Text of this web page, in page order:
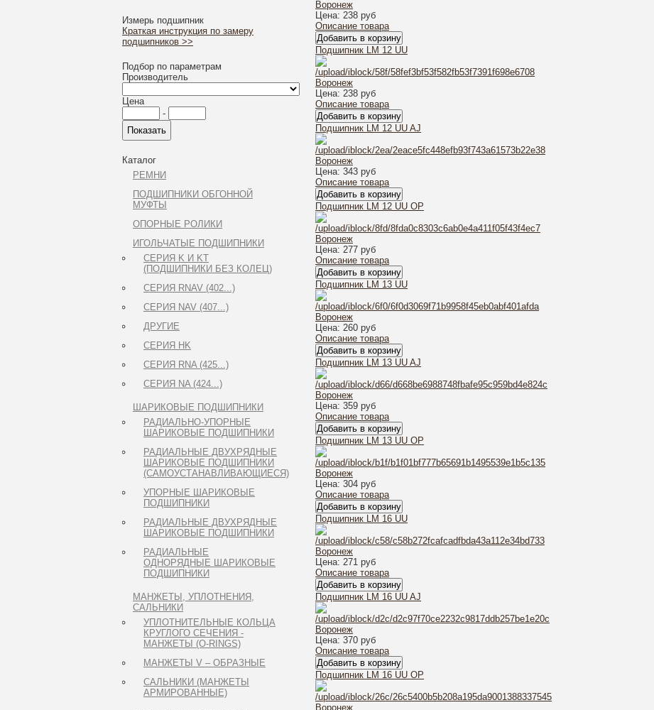
Измерь подшипник
Краткая инструкция по замеру
подшипников >>
Подбор по параметрам
Производитель
Цена
-
Каталог
РЕМНИ
ПОДШИПНИКИ ОБГОННОЙ
МУФТЫ
ОПОРНЫЕ РОЛИКИ
ИГОЛЬЧАТЫЕ ПОДШИПНИКИ
СЕРИЯ K И KT
(ПОДШИПНИКИ БЕЗ КОЛЕЦ)
СЕРИЯ RNAV (402...)
СЕРИЯ NAV (407...)
ДРУГИЕ
СЕРИЯ HK
СЕРИЯ RNA (425...)
СЕРИЯ NA (424...)
ШАРИКОВЫЕ ПОДШИПНИКИ
РАДИАЛЬНО-УПОРНЫЕ
ШАРИКОВЫЕ ПОДШИПНИКИ
РАДИАЛЬНЫЕ ДВУХРЯДНЫЕ
ШАРИКОВЫЕ ПОДШИПНИКИ
(САМОУСТАНАВЛИВАЮЩИЕСЯ)
УПОРНЫЕ ШАРИКОВЫЕ
ПОДШИПНИКИ
РАДИАЛЬНЫЕ ДВУХРЯДНЫЕ
ШАРИКОВЫЕ ПОДШИПНИКИ
РАДИАЛЬНЫЕ
ОДНОРЯДНЫЕ ШАРИКОВЫЕ
ПОДШИПНИКИ
МАНЖЕТЫ, УПЛОТНЕНИЯ,
САЛЬНИКИ
УПЛОТНИТЕЛЬНЫЕ КОЛЬЦА
КРУГЛОГО СЕЧЕНИЯ -
МАНЖЕТЫ (O-RINGS)
МАНЖЕТЫ V – ОБРАЗНЫЕ
САЛЬНИКИ (МАНЖЕТЫ
АРМИРОВАННЫЕ)
Цена: 238 руб
Описание товара
Подшипник LM 12 UU
Цена: 238 руб
Описание товара
Подшипник LM 12 UU AJ
Цена: 343 руб
Описание товара
Подшипник LM 12 UU OP
Цена: 277 руб
Описание товара
Подшипник LM 13 UU
Цена: 260 руб
Описание товара
Подшипник LM 13 UU AJ
Цена: 359 руб
Описание товара
Подшипник LM 13 UU OP
Цена: 304 руб
Описание товара
Подшипник LM 16 UU
Цена: 271 руб
Описание товара
Подшипник LM 16 UU AJ
Цена: 370 руб
Описание товара
Подшипник LM 16 UU OP